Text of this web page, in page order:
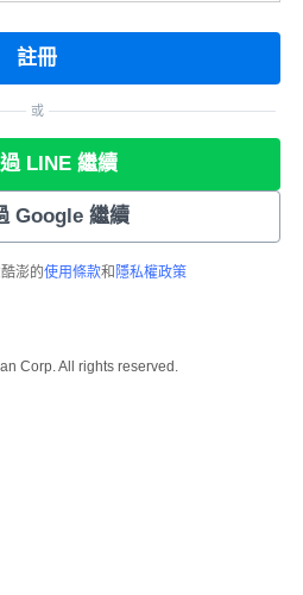
註冊
或
LINE 繼續
Google 繼續
澎的使用條款和 隱私權政策
Corp. All rights reserved.